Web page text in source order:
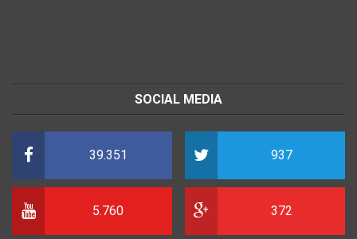
SOCIAL MEDIA
39.351 937
5.760 372